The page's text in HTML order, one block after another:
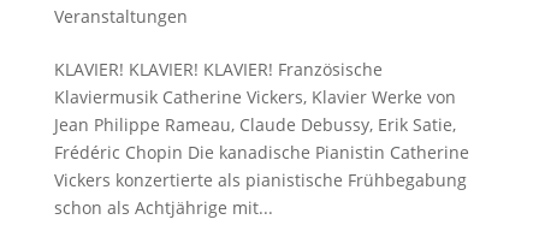
Veranstaltungen
KLAVIER! KLAVIER! KLAVIER! Französische
Klaviermusik Catherine Vickers, Klavier Werke von
Jean Philippe Rameau, Claude Debussy, Erik Satie,
Frédéric Chopin Die kanadische Pianistin Catherine
Vickers konzertierte als pianistische Frühbegabung
schon als Achtjährige mit...